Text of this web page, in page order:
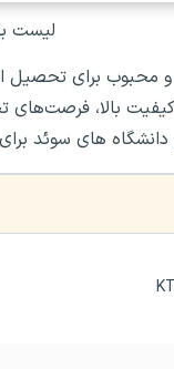
لیست
و محبوب برای
بالا، فرصت‌های
سوئد برای سال ۲۰۲۵